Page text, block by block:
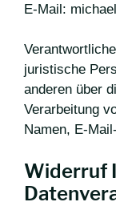
E-Mail:
juristische
anderen über
Verarbeitung
Namen, E-
Widerruf